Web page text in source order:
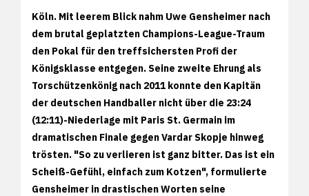
Köln. Mit leerem Blick nahm Uwe Gensheimer nach
dem brutal geplatzten Champions-League-Traum
den Pokal für den treffsichersten Profi der
Königsklasse entgegen. Seine zweite Ehrung als
Torschützenkönig nach 2011 konnte den Kapitän
der deutschen Handballer nicht über die 23:24
(12:11)-Niederlage mit Paris St. Germain im
dramatischen Finale gegen Vardar Skopje hinweg
trösten. "So zu verlieren ist ganz bitter. Das ist ein
Scheiß-Gefühl, einfach zum Kotzen", formulierte
Gensheimer in drastischen Worten seine